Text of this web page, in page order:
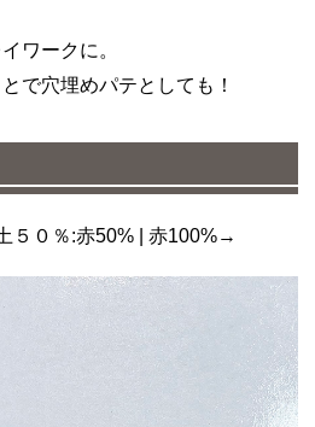
ワークに。
で穴埋めパテとしても！
５０％:赤50% | 赤100%→